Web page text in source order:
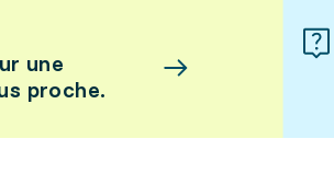
une
proche.